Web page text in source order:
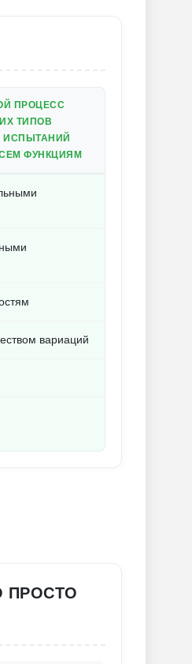
ПРОЦЕСС
ТИПОВ
ФУНКЦИЯМ
вариаций
ПРОСТО